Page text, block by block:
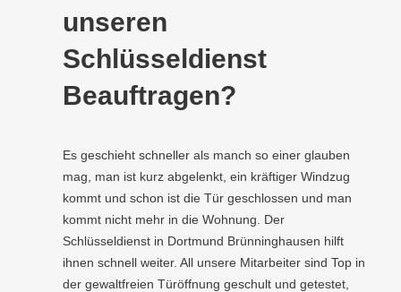
unseren
Schlüsseldienst
Beauftragen?
Es geschieht schneller als manch so einer glauben
mag, man ist kurz abgelenkt, ein kräftiger Windzug
kommt und schon ist die Tür geschlossen und man
kommt nicht mehr in die Wohnung. Der
Schlüsseldienst in Dortmund Brünninghausen hilft
ihnen schnell weiter. All unsere Mitarbeiter sind Top in
der gewaltfreien Türöffnung geschult und getestet,